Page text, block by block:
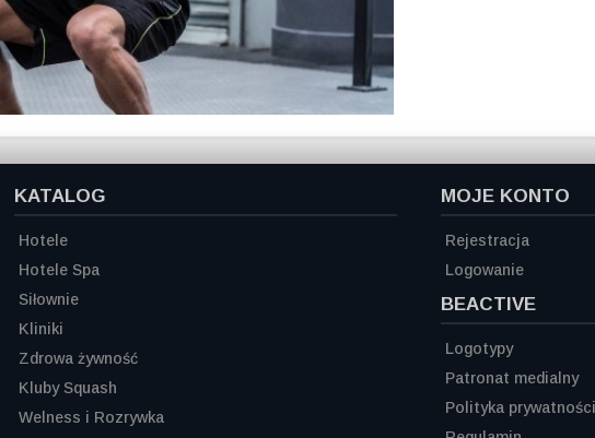
KATALOG
Hotele
Hotele Spa
Siłownie
Kliniki
Zdrowa żywność
Kluby Squash
Welness i Rozrywka
MOJE KONTO
Rejestracja
Logowanie
BEACTIVE
Logotypy
Patronat medialny
Polityka prywatności